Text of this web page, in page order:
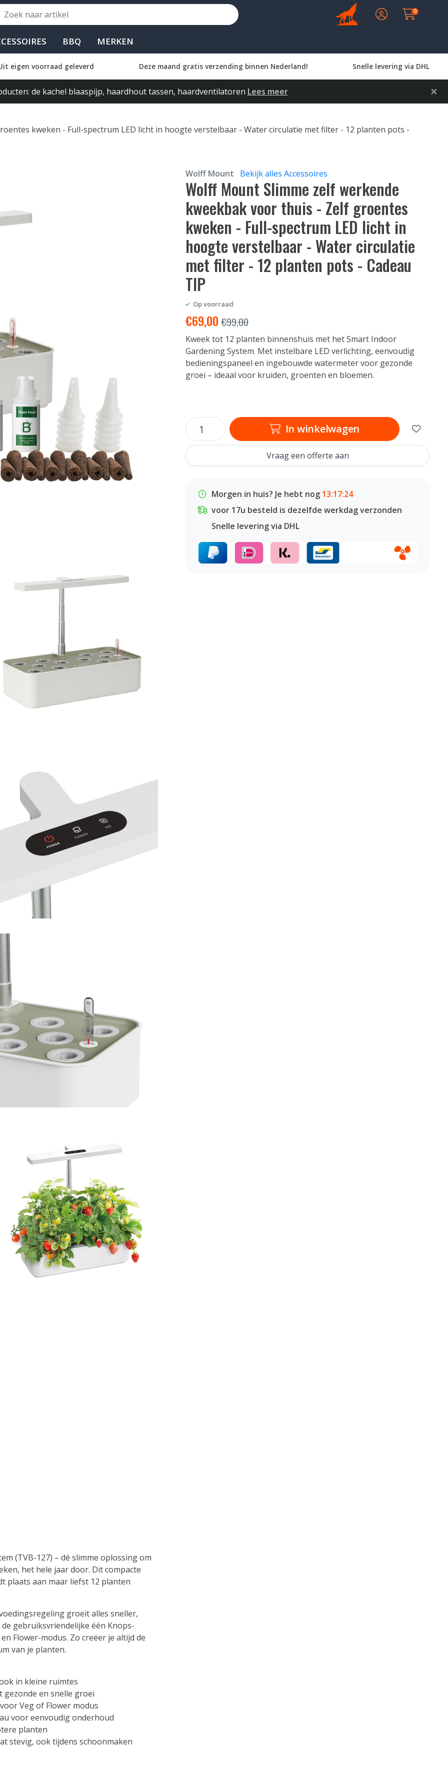
0
BBQ MERKEN
eigen voorraad geleverd Deze maand gratis verzending binnen Nederland! Snelle levering via DHL
de kachel blaaspijp, haardhout tassen, haardventilatoren Lees meer ×
kweken - Full-spectrum LED licht in hoogte verstelbaar - Water circulatie met filter - 12 planten pots -
(TVB-127) – dé slimme oplossing om
het hele jaar door. Dit compacte
plaats aan maar liefst 12 planten
groeit alles sneller,
gebruiksvriendelijke één Knops-
Flower-modus. Zo creëer je altijd de
van je planten.
in kleine ruimtes
gezonde en snelle groei
Veg of Flower modus
voor eenvoudig onderhoud
planten
stevig, ook tijdens schoonmaken
Wolff Mount Bekijk alles Accessoires
Wolff Mount Slimme zelf werkende
kweekbak voor thuis - Zelf groentes
kweken - Full-spectrum LED licht in
hoogte verstelbaar - Water circulatie
met filter - 12 planten pots - Cadeau
TIP
Op voorraad
€69,00€99,00
Kweek tot 12 planten binnenshuis met het Smart Indoor
Gardening System. Met instelbare LED verlichting, eenvoudig
bedieningspaneel en ingebouwde watermeter voor gezonde
groei – ideaal voor kruiden, groenten en bloemen.
In winkelwagen
Vraag een offerte aan
Morgen in huis? Je hebt nog 13:17:23
voor 17u besteld is dezelfde werkdag verzonden
Snelle levering via DHL